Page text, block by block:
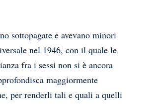
sottopagate e avevano minori
nel 1946, con il quale le
fra i sessi non si è ancora
maggiormente
per renderli tali e quali a quelli